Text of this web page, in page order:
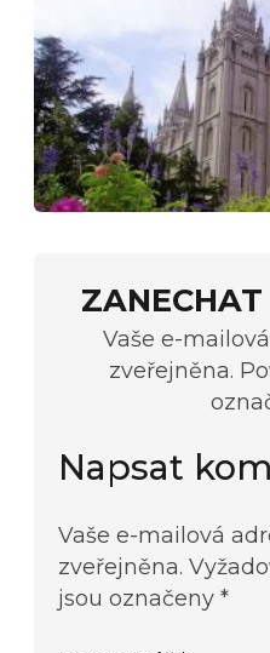
Vaše e-
zveřejněna.
Napsat
Vaše e-mailová
zveřejněna.
jsou označeny *